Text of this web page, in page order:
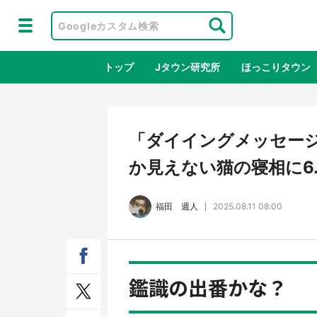
トップ Jタウン研究所 ほっこりタウン
地域×二次
ラプラス・ダークネスが栃木県を征
服！？ 県公式プロモ動画で「聖地」
が生産されてます【7／31～1／31】
ラ
「ダイイングメッセ
か見えない猫の寝相に
福田 週人 2025.08.11 08:00
鑑識の出番かな？